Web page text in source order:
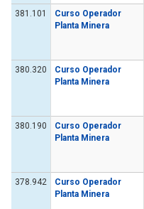
381.101
Curso Operador
Planta Minera
380.320
Curso Operador
Planta Minera
380.190
Curso Operador
Planta Minera
378.942
Curso Operador
Planta Minera